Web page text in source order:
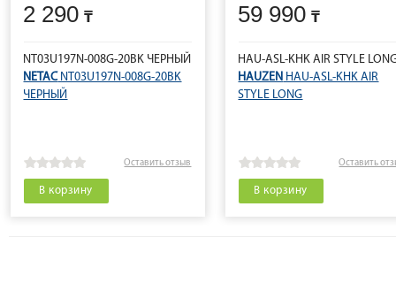
2 290
NT03U197N-008G-20BK ЧЕРНЫЙ
NETACNT03U197N-008G-20BK
ЧЕРНЫЙ
Оставить отзыв
В корзину
59 990
HAU-ASL-KHK AIR STYLE
HAUZEN HAU-ASL-KHK AIR
STYLE LONG
Оставить
В корзину